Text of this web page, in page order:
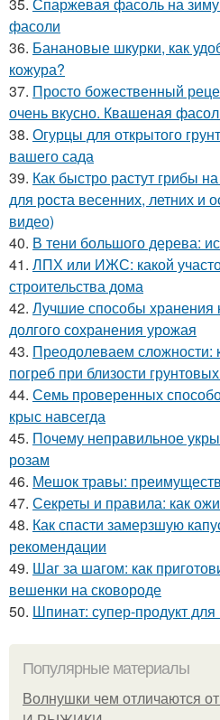
фасоли
36. Банановые шкурки, как
кожура?
37. Просто божественный
очень вкусно. Квашеная
38. Огурцы для открытого
вашего сада
39. Как быстро растут грибы
для роста весенних, летних и
видео)
40. В тени большого дерева:
41. ЛПХ или ИЖС: какой
строительства дома
42. Лучшие способы хранения
долгого сохранения урожая
43. Преодолеваем сложности:
погреб при близости
44. Семь проверенных
крыс навсегда
45. Почему неправильное
розам
46. Мешок травы:
47. Секреты и правила: как
48. Как спасти замерзшую
рекомендации
49. Шаг за шагом: как
вешенки на сковороде
50. Шпинат: супер-продукт
Популярные материалы
Волнушки чем отличаются